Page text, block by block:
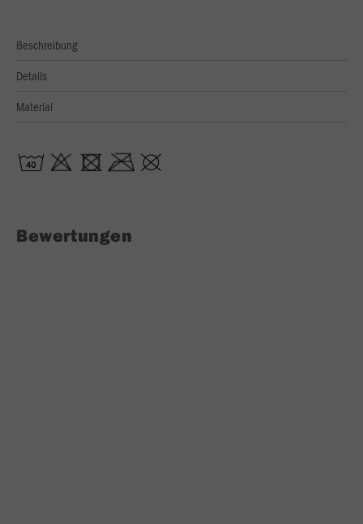
Beschreibung
Details
Material
Bewertungen